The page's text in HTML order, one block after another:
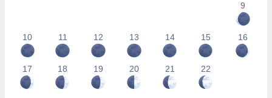
9
10 11 12 13 14 15 16
17 18 19 20 21 22